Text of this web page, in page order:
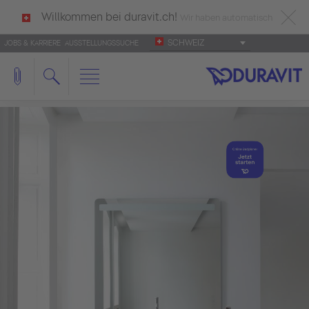
Willkommen bei duravit.ch!
deutsch als Ihre Sprache erkannt.
Français Italiano
JOBS & KARRIERE AUSSTELLUNGSSUCHE SCHWEIZ